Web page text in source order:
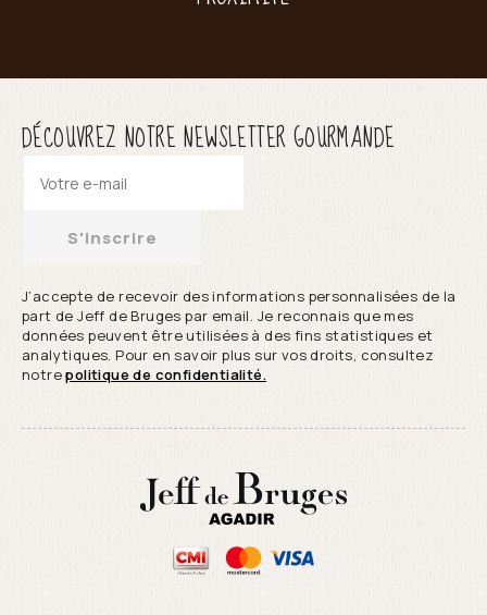
DÉCOUVREZ NOTRE NEWSLETTER GOURMANDE
S'inscrire
J’accepte de recevoir des informations personnalisées de la
part de Jeff de Bruges par email. Je reconnais que mes
données peuvent être utilisées à des fins statistiques et
analytiques. Pour en savoir plus sur vos droits, consultez
notrepolitique de confidentialité.